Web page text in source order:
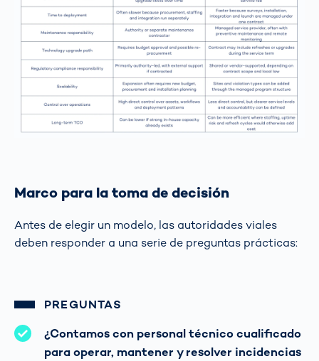
Marco para la toma de decisión
Antes de elegir un modelo, las autoridades viales
deben responder a una serie de preguntas prácticas:
PREGUNTAS
¿Contamos con personal técnico cualificado
para operar, mantener y resolver incidencias